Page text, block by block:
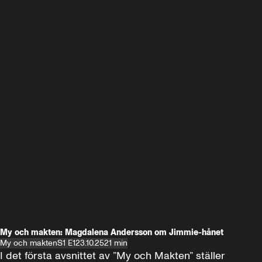
My och makten: Magdalena Andersson om Jimmie-hånet
My och maktenS1 E123.10.2521 min
I det första avsnittet av ”My och Makten” ställer